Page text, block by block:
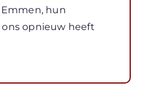
hun
opnieuw heeft